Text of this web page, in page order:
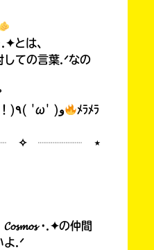
とは、
しての言葉.ᐟなの
(わーーーーーーーーーー！)٩( 'ω' )و
ﾒﾗﾒﾗ
✧ ┈┈┈┈ ⋆
·.✦の仲間
よ.ᐟ